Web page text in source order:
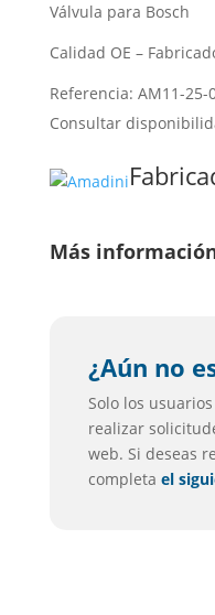
Válvula para Bosch
Calidad OE –
Referencia: AM11-25-
Consultar
Más
¿Aún no
Solo los
realizar
web. Si deseas
completa el